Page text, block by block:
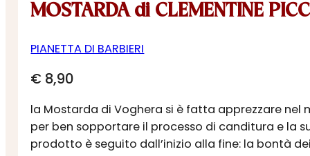
MOSTARDA di CLEMENTINE
PIANETTA DI BARBIERI
€ 8,90
la Mostarda di Voghera si è fatta apprezzare
per ben sopportare il processo di canditura e la
prodotto è seguito dall’inizio alla fine: la bontà